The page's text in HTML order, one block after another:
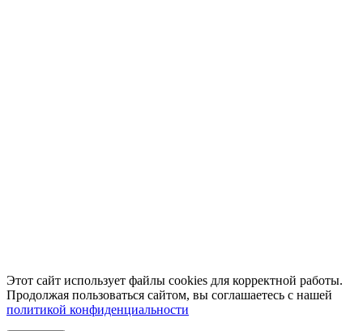
Этот сайт использует файлы cookies для корректной работы.
Продолжая пользоваться сайтом, вы соглашаетесь с нашей
политикой конфиденциальности